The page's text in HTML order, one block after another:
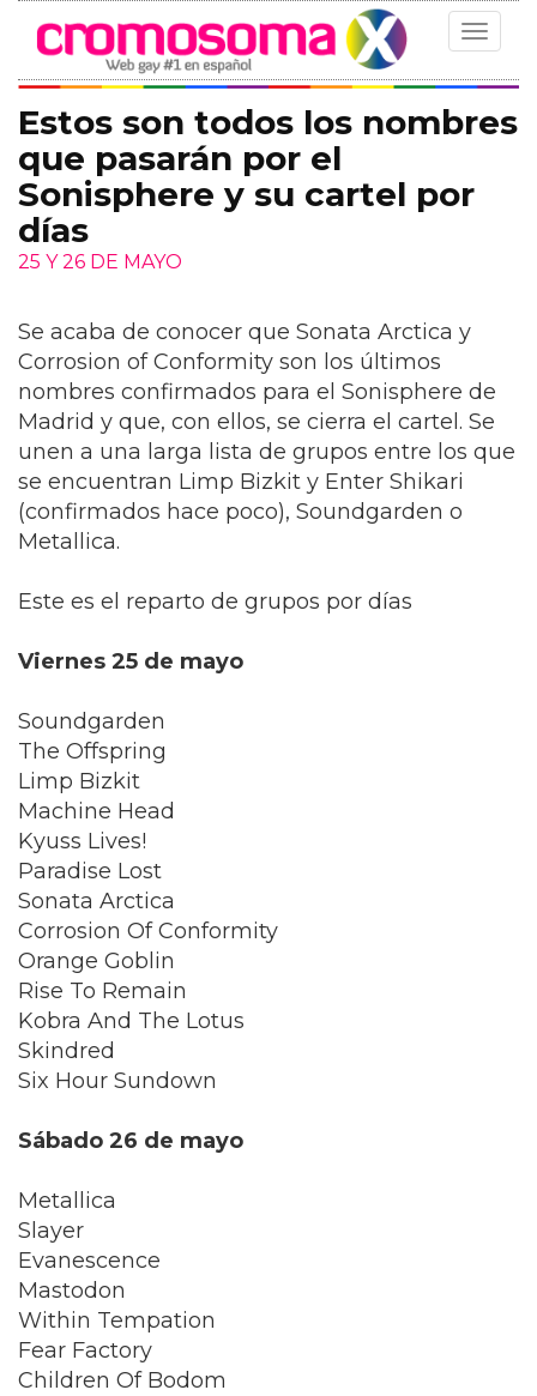
Toggle
Estos son todos los nombres
que pasarán por el
Sonisphere y su cartel por
días
25 Y 26 DE MAYO
Se acaba de conocer que Sonata Arctica y
Corrosion of Conformity son los últimos
nombres confirmados para el Sonisphere de
Madrid y que, con ellos, se cierra el cartel. Se
unen a una larga lista de grupos entre los que
se encuentran Limp Bizkit y Enter Shikari
(confirmados hace poco), Soundgarden o
Metallica.
Este es el reparto de grupos por días
Viernes 25 de mayo
Soundgarden
The Offspring
Limp Bizkit
Machine Head
Kyuss Lives!
Paradise Lost
Sonata Arctica
Corrosion Of Conformity
Orange Goblin
Rise To Remain
Kobra And The Lotus
Skindred
Six Hour Sundown
Sábado 26 de mayo
Metallica
Slayer
Evanescence
Mastodon
Within Tempation
Fear Factory
Children Of Bodom